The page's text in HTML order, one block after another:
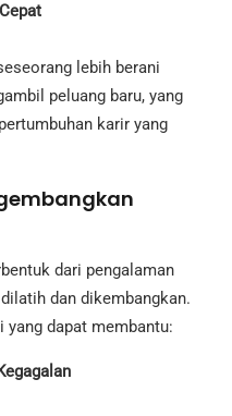
lebih berani
peluang baru, yang
karir yang
dari pengalaman
dan dikembangkan.
yang dapat membantu: